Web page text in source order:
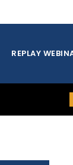
REPLAY